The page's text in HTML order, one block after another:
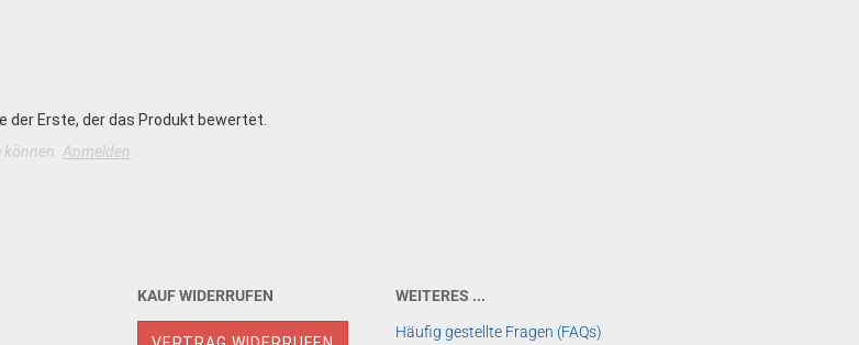
der Erste, der das Produkt bewertet.
Anmelden
KAUF WIDERRUFEN WEITERES ...
Häufig gestellte Fragen (FAQs)